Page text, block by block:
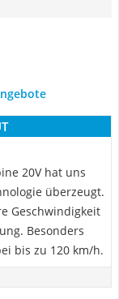
20V hat uns
überzeugt.
Geschwindigkeit
Besonders
bis zu 120 km/h.